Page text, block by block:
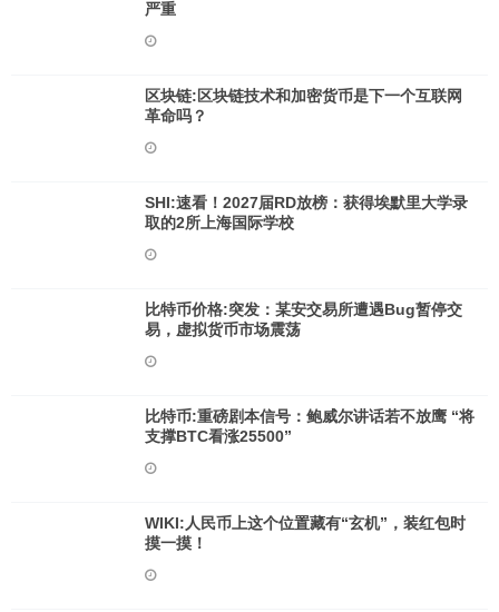
严重
区块链:区块链技术和加密货币是下一个互联网
革命吗？
SHI:速看！2027届RD放榜：获得埃默里大学录
取的2所上海国际学校
比特币价格:突发：某安交易所遭遇Bug暂停交
易，虚拟货币市场震荡
比特币:重磅剧本信号：鲍威尔讲话若不放鹰 “将
支撑BTC看涨25500”
WIKI:人民币上这个位置藏有“玄机”，装红包时
摸一摸！